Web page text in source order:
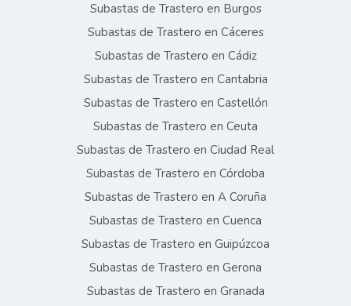
Subastas de Trastero en Burgos
Subastas de Trastero en Cáceres
Subastas de Trastero en Cádiz
Subastas de Trastero en Cantabria
Subastas de Trastero en Castellón
Subastas de Trastero en Ceuta
Subastas de Trastero en Ciudad Real
Subastas de Trastero en Córdoba
Subastas de Trastero en A Coruña
Subastas de Trastero en Cuenca
Subastas de Trastero en Guipúzcoa
Subastas de Trastero en Gerona
Subastas de Trastero en Granada